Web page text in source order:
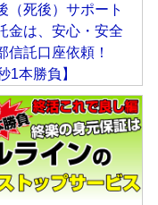
（死後）サポート
金は、安心・安全
信託口座依頼！
1本勝負】